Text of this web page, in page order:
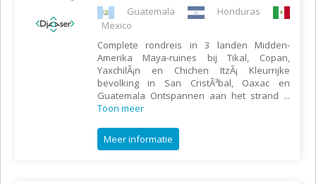
Guatemala
Honduras
Mexico
Complete rondreis in 3 landen Midden-
Amerika Maya-ruines bij Tikal, Copan,
YaxchilÃ¡n en Chichen ItzÃ¡ Kleurrijke
bevolking in San CristÃ³bal, Oaxac en
Guatemala Ontspannen aan het strand ...
Toon meer
Meer informatie